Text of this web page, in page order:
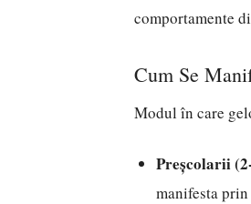
comportamente
Cum Se
Modul în care
Preșcolarii
manifesta